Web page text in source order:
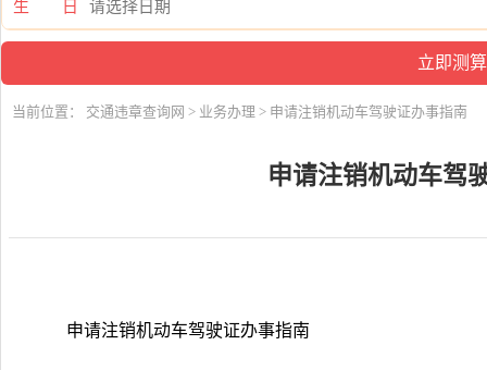
生 日
当前位置： 交通违章查询网 > 业务办理 > 申请注销机动车驾驶证办事指南
申请注销机动车驾
申请注销机动车驾驶证办事指南